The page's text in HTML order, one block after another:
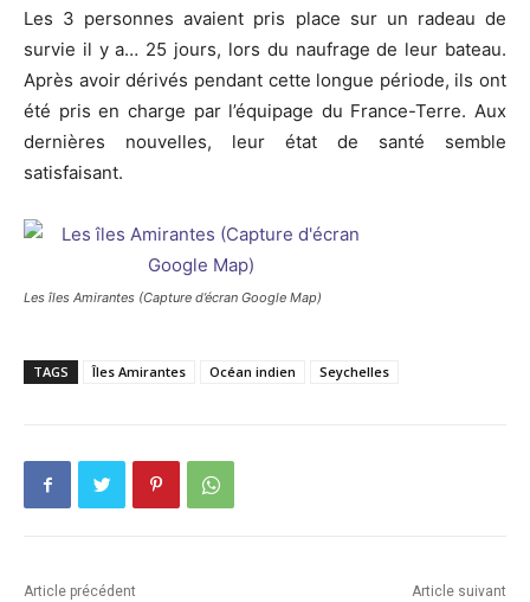
Les 3 personnes avaient pris place sur un radeau de
survie il y a… 25 jours, lors du naufrage de leur bateau.
Après avoir dérivés pendant cette longue période, ils ont
été pris en charge par l’équipage du France-Terre. Aux
dernières nouvelles, leur état de santé semble
satisfaisant.
Les îles Amirantes (Capture d’écran Google Map)
TAGS Îles Amirantes Océan indien Seychelles
Article précédent Article suivant